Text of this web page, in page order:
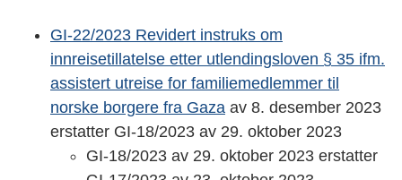
GI-22/2023 Revidert instruks om
innreisetillatelse etter utlendingsloven § 35 ifm.
assistert utreise for familiemedlemmer til
norske borgere fra Gaza av 8. desember 2023
erstatter GI-18/2023 av 29. oktober 2023
GI-18/2023 av 29. oktober 2023 erstatter